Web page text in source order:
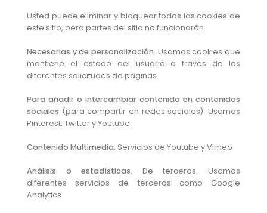
Usted puede eliminar y bloquear todas las cookies de
este sitio, pero partes del sitio no funcionarán.
Necesarias y de personalización. Usamos cookies que
mantiene el estado del usuario a través de las
diferentes solicitudes de páginas.
Para añadir o intercambiar contenido en contenidos
sociales (para compartir en redes sociales). Usamos
Pinterest, Twitter y Youtube.
Contenido Multimedia. Servicios de Youtube y Vimeo
Análisis o estadísticas. De terceros. Usamos
diferentes servicios de terceros como Google
Analytics